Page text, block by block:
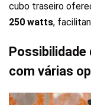
cubo traseiro
250 watts,
Possibilidade
com várias